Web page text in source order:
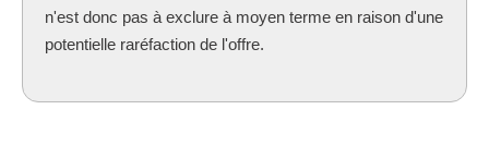
n'est donc pas à exclure à moyen terme en raison d'une
potentielle raréfaction de l'offre.